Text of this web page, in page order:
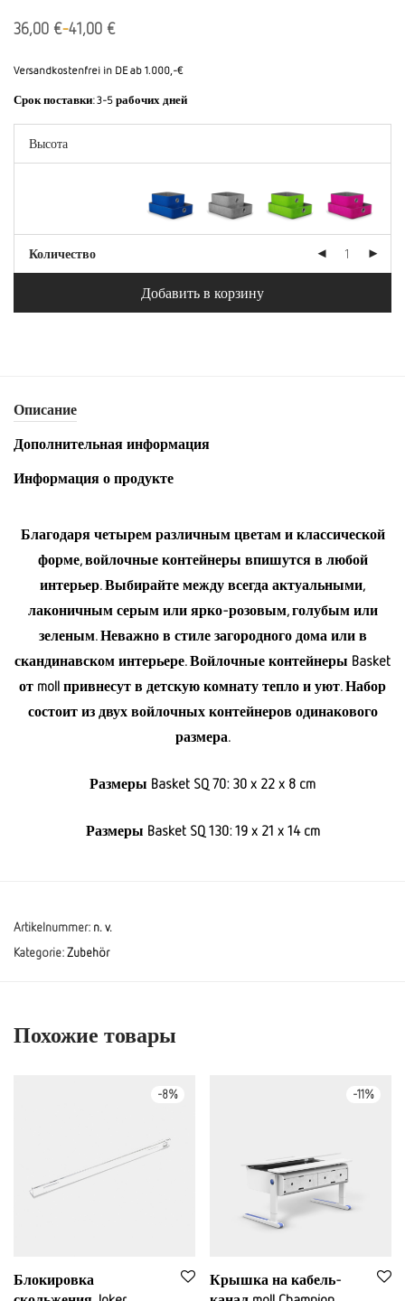
36,00 €-41,00 €
Versandkostenfrei in DE ab 1.000,-€
Срок поставки:3-5 рабочих дней
Количество
Добавить в корзину
Описание
Дополнительная информация
Информация о продукте
Благодаря четырем различным цветам и классической
форме, войлочные контейнеры впишутся в любой
интерьер. Выбирайте между всегда актуальными,
лаконичным серым или ярко-розовым, голубым или
зеленым. Неважно в стиле загородного дома или в
скандинавском интерьере. Войлочные контейнеры Basket
от moll привнесут в детскую комнату тепло и уют. Набор
состоит из двух войлочных контейнеров одинакового
размера.
Размеры Basket SQ 70: 30 x 22 x 8 cm
Размеры Basket SQ 130: 19 x 21 x 14 cm
Artikelnummer: n. v.
Kategorie:Zubehör
Похожие товары
-8%
Блокировка
-11%
Крышка на кабель-